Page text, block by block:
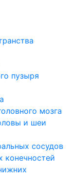
пузыря
мозга
и шеи
сосудов
конечностей